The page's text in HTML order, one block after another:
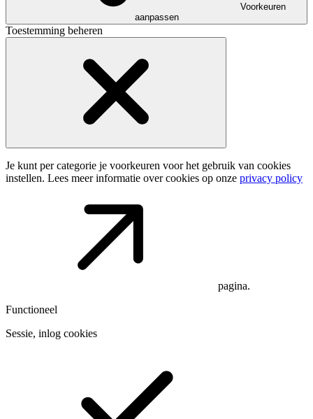
Voorkeuren
aanpassen
Toestemming beheren
Je kunt per categorie je voorkeuren voor het gebruik van cookies
instellen. Lees meer informatie over cookies op onze privacy policy
pagina.
Functioneel
Sessie, inlog cookies